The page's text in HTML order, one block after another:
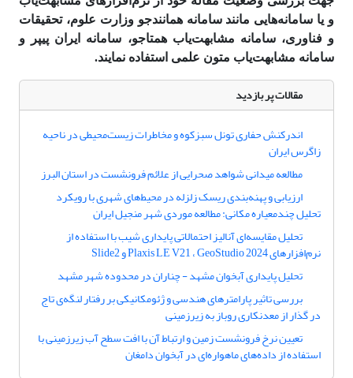
و یا سامانه‌هایی مانند سامانه همانند‌جو وزارت علوم، تحقیقات
و فناوری، سامانه مشابهت‌یاب همتاجو، سامانه ایران پیپر و
سامانه مشابهت‌یاب متون علمی استفاده نمایند.
مقالات پر بازدید
اندرکنش حفاری تونل سبزکوه و مخاطرات زیست‌محیطی در ناحیه
زاگرس ایران
مطالعه میدانی شواهد صحرایی از علائم فرونشست در استان البرز
ارزیابی و پهنه‌بندی ریسک زلزله در محیط‌های شهری با رویکرد
تحلیل چندمعیاره مکانی: مطالعه موردی شهر منجیل ایران
تحلیل مقایسه‌ای آنالیز احتمالاتی پایداری شیب با استفاده از
نرم‌افزارهای Plaxis LE V21 ، GeoStudio 2024 و Slide2
تحلیل پایداری آبخوان مشهد - چناران در محدوده شهر مشهد
بررسی تاثیر پارامترهای هندسی و ژئومکانیکی بر رفتار لنگه‌ی تاج
در گذار از معدنکاری روباز به زیرزمینی
تعیین نرخ فرونشست زمین و ارتباط آن با افت سطح آب زیرزمینی با
استفاده از داده‌های ماهواره‌ای در آبخوان دامغان